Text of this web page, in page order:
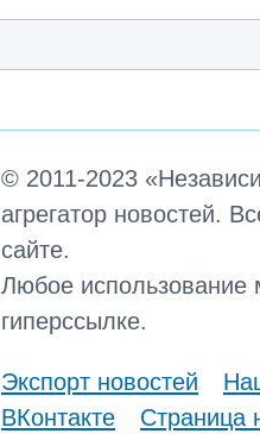
© 2011-2023
агрегатор новостей.
сайте.
Любое использование
гиперссылке.
Экспорт новостей
ВКонтакте
Страница